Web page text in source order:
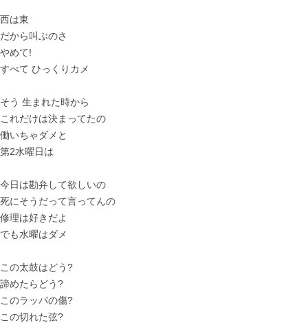
西は東
だから叫ぶのさ
やめて!
すべて ひっくりカメ
そう 生まれた時から
これだけは決まってたの
働いちゃダメと
第2水曜日は
今日は勘弁して欲しいの
死にそうだって言ってんの
修理は好きだよ
でも水曜はダメ
この太鼓はどう?
諦めたらどう?
このラッパの傷?
この切れた弦?